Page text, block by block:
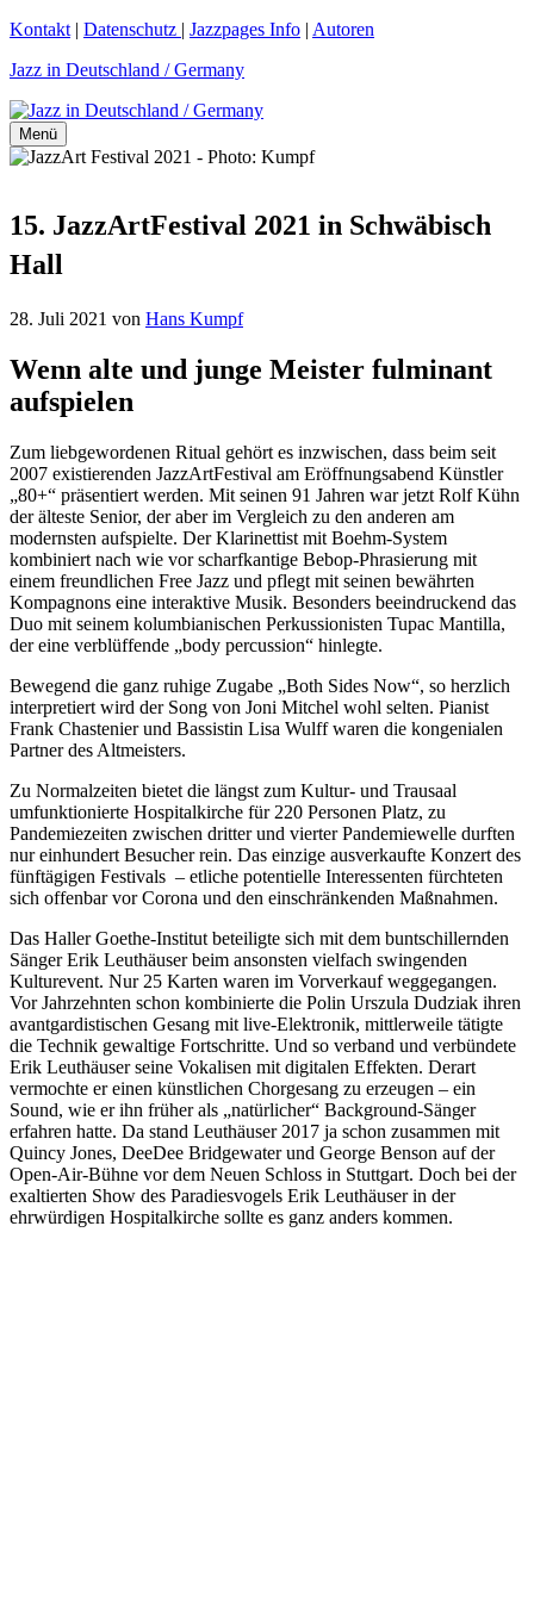
Zum
springen
Kontakt | Datenschutz | Jazzpages Info | Autoren
Jazz in Deutschland / Germany
Menü
15. JazzArtFestival 2021 in Schwäbisch
Hall
28. Juli 2021 von Hans Kumpf
Wenn alte und junge Meister fulminant
aufspielen
Zum liebgewordenen Ritual gehört es inzwischen, dass beim seit
2007 existierenden JazzArtFestival am Eröffnungsabend Künstler
„80+“ präsentiert werden. Mit seinen 91 Jahren war jetzt Rolf Kühn
der älteste Senior, der aber im Vergleich zu den anderen am
modernsten aufspielte. Der Klarinettist mit Boehm-System
kombiniert nach wie vor scharfkantige Bebop-Phrasierung mit
einem freundlichen Free Jazz und pflegt mit seinen bewährten
Kompagnons eine interaktive Musik. Besonders beeindruckend das
Duo mit seinem kolumbianischen Perkussionisten Tupac Mantilla,
der eine verblüffende „body percussion“ hinlegte.
Bewegend die ganz ruhige Zugabe „Both Sides Now“, so herzlich
interpretiert wird der Song von Joni Mitchel wohl selten. Pianist
Frank Chastenier und Bassistin Lisa Wulff waren die kongenialen
Partner des Altmeisters.
Zu Normalzeiten bietet die längst zum Kultur- und Trausaal
umfunktionierte Hospitalkirche für 220 Personen Platz, zu
Pandemiezeiten zwischen dritter und vierter Pandemiewelle durften
nur einhundert Besucher rein. Das einzige ausverkaufte Konzert des
fünftägigen Festivals – etliche potentielle Interessenten fürchteten
sich offenbar vor Corona und den einschränkenden Maßnahmen.
Das Haller Goethe-Institut beteiligte sich mit dem buntschillernden
Sänger Erik Leuthäuser beim ansonsten vielfach swingenden
Kulturevent. Nur 25 Karten waren im Vorverkauf weggegangen.
Vor Jahrzehnten schon kombinierte die Polin Urszula Dudziak ihren
avantgardistischen Gesang mit live-Elektronik, mittlerweile tätigte
die Technik gewaltige Fortschritte. Und so verband und verbündete
Erik Leuthäuser seine Vokalisen mit digitalen Effekten. Derart
vermochte er einen künstlichen Chorgesang zu erzeugen – ein
Sound, wie er ihn früher als „natürlicher“ Background-Sänger
erfahren hatte. Da stand Leuthäuser 2017 ja schon zusammen mit
Quincy Jones, DeeDee Bridgewater und George Benson auf der
Open-Air-Bühne vor dem Neuen Schloss in Stuttgart. Doch bei der
exaltierten Show des Paradiesvogels Erik Leuthäuser in der
ehrwürdigen Hospitalkirche sollte es ganz anders kommen.